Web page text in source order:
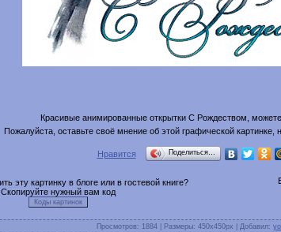
Красивые анимированные открытки С Рождеством,
Пожалуйста, оставьте своё мнение об этой графической картинке,
Нравится Поделиться…
эту картинку в блоге или в гостевой книге?
Скопируйте нужный вам код
Просмотров: 1884 | Размеры: 450x450px | Добавил: